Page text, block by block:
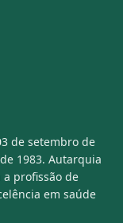
de setembro de
1983. Autarquia
profissão de
em saúde